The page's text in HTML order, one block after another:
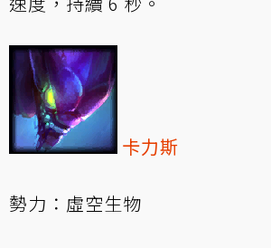
卡力斯
勢力：虛空生物